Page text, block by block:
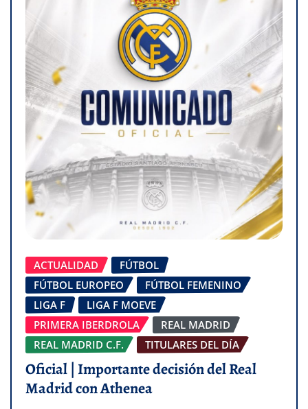
ACTUALIDAD
FÚTBOL
FÚTBOL EUROPEO
FÚTBOL FEMENINO
LIGA F
LIGA F MOEVE
PRIMERA IBERDROLA
REAL MADRID
REAL MADRID C.F.
TITULARES DEL DÍA
Oficial | Importante decisión del Real
Madrid con Athenea